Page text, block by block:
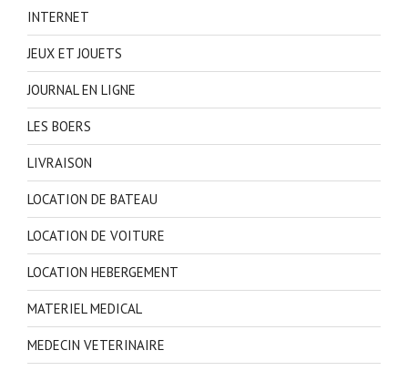
INTERNET
JEUX ET JOUETS
JOURNAL EN LIGNE
LES BOERS
LIVRAISON
LOCATION DE BATEAU
LOCATION DE VOITURE
LOCATION HEBERGEMENT
MATERIEL MEDICAL
MEDECIN VETERINAIRE